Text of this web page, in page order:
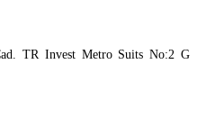
TR Invest Metro Suits No:2 G